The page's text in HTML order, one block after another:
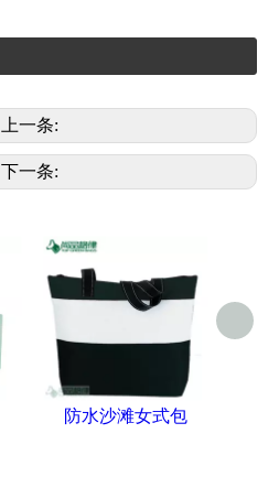
上一条:
下一条:
防水沙滩女式包